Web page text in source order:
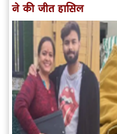
ने की जीत हासिल